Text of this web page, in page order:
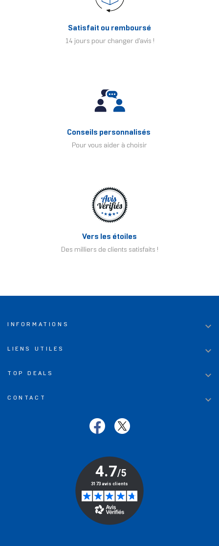
Satisfait ou remboursé
14 jours pour changer d'avis !
Conseils personnalisés
Pour vous aider à choisir
Vers les étoiles
Des milliers de clients satisfaits !
INFORMATIONS 
LIENS UTILES 
TOP DEALS 
CONTACT 